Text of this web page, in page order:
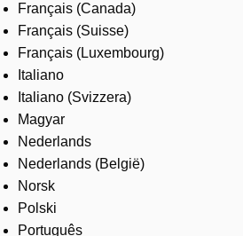
Français (Canada)
Français (Suisse)
Français (Luxembourg)
Italiano
Italiano (Svizzera)
Magyar
Nederlands
Nederlands (België)
Norsk
Polski
Português